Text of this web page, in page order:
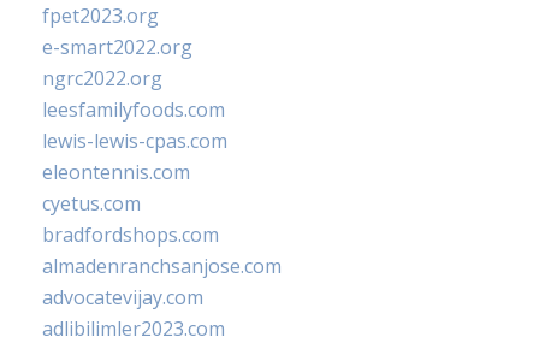
fpet2023.org
e-smart2022.org
ngrc2022.org
leesfamilyfoods.com
lewis-lewis-cpas.com
eleontennis.com
cyetus.com
bradfordshops.com
almadenranchsanjose.com
advocatevijay.com
adlibilimler2023.com